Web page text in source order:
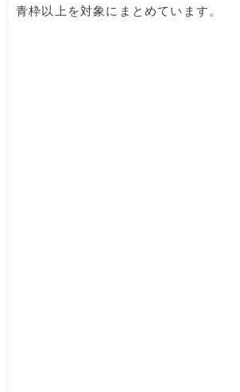
青枠以上を対象にまとめています。